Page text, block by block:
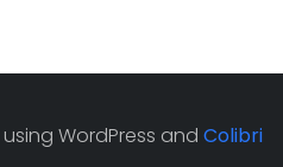
WordPress and Colibri